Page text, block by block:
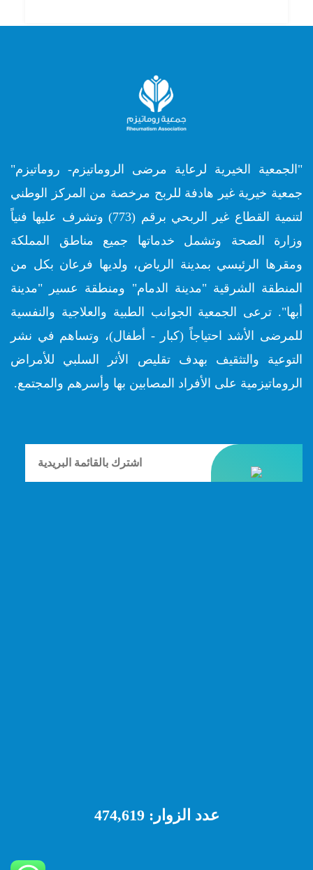
"الجمعية الخيرية لرعاية مرضى الروماتيزم- روماتيزم"
جمعية خيرية غير هادفة للربح مرخصة من المركز الوطني
لتنمية القطاع غير الربحي برقم (773) وتشرف عليها فنياً
وزارة الصحة وتشمل خدماتها جميع مناطق المملكة
ومقرها الرئيسي بمدينة الرياض، ولديها فرعان بكل من
المنطقة الشرقية "مدينة الدمام" ومنطقة عسير "مدينة
أبها". ترعى الجمعية الجوانب الطبية والعلاجية والنفسية
للمرضى الأشد احتياجاً (كبار - أطفال)، وتساهم في نشر
التوعية والتثقيف بهدف تقليص الأثر السلبي للأمراض
الروماتيزمية على الأفراد المصابين بها وأسرهم والمجتمع.
عدد الزوار:474,619